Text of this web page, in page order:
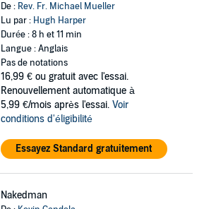
De : Rev. Fr. Michael Mueller
Lu par : Hugh Harper
Durée : 8 h et 11 min
Langue : Anglais
Pas de notations
16,99 € ou gratuit avec l'essai.
Renouvellement automatique à
5,99 €/mois après l'essai. Voir
conditions d'éligibilité
Essayez Standard gratuitement
Nakedman